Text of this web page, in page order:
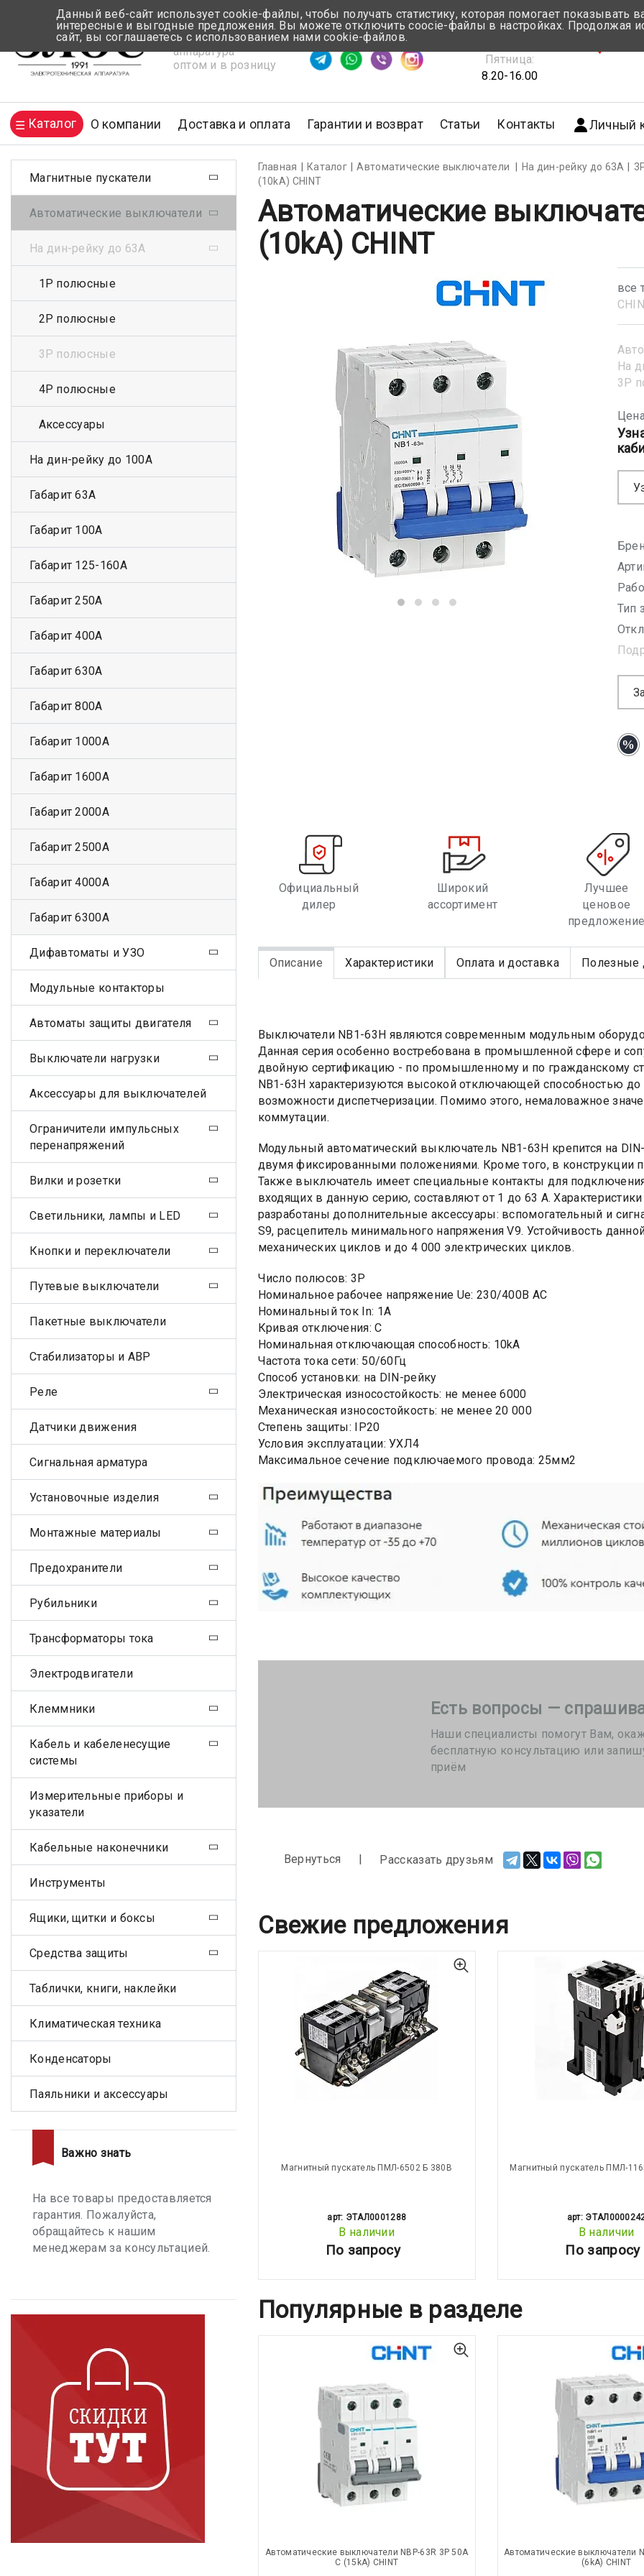
Электротехническая
аппаратура
оптом и в розницу
Время ответа ≈ 5 мин
Понедельник-Четверг:
Пятница:
8.20-16.00
Каталог О компании Доставка и оплата Гарантии и возврат Статьи Контакты Личный
Главная Каталог Автоматические выключатели На дин-рейку до 63А
(10kA) CHINT
Автоматические
(10kA) CHINT
все
На
3Р
Тип
Официальный
дилер
Широкий
ассортимент
Лучшее
ценовое
предложение
Описание Характеристики Оплата и доставка Полезные
Выключатели NB1-63H являются современным модульным
Данная серия особенно востребована в промышленной сфере и
двойную сертификацию - по промышленному и по гражданскому
NB1-63H характеризуются высокой отключающей способностью
возможности диспетчеризации. Помимо этого, немаловажное
коммутации.
Модульный автоматический выключатель NB1-63H крепится на
двумя фиксированными положениями. Кроме того, в конструкции
Также выключатель имеет специальные контакты для
входящих в данную серию, составляют от 1 до 63 A.
разработаны дополнительные аксессуары: вспомогательный и
S9, расцепитель минимального напряжения V9. Устойчивость
механических циклов и до 4 000 электрических циклов.
Число полюсов: 3Р
Номинальное рабочее напряжение Ue: 230/400В AC
Номинальный ток In: 1А
Кривая отключения: C
Номинальная отключающая способность: 10kA
Частота тока сети: 50/60Гц
Способ установки: на DIN-рейку
Электрическая износостойкость: не менее 6000
Механическая износостойкость: не менее 20 000
Степень защиты: IP20
Условия эксплуатации: УХЛ4
Максимальное сечение подключаемого провода: 25мм2
Есть вопросы —
Наши специалисты помогут Вам,
бесплатную консультацию или
приём
Вернуться Рассказать друзьям
Свежие предложения
Магнитный пускатель ПМЛ-6502 Б 380В
арт: ЭТАЛ0001288
В наличии
По запросу
Магнитный пускатель ПМЛ-
арт:
В наличии
По запросу
Популярные в разделе
Автоматические выключатели NBP-63R 3P 50A
С (15kA) CHINT
Автоматические выключатели
(6kA) CHINT
Магнитные пускатели
Автоматические выключатели
На дин-рейку до 63А
1Р полюсные
2Р полюсные
3Р полюсные
4Р полюсные
Аксессуары
На дин-рейку до 100А
Габарит 63А
Габарит 100А
Габарит 125-160А
Габарит 250А
Габарит 400А
Габарит 630А
Габарит 800А
Габарит 1000А
Габарит 1600А
Габарит 2000А
Габарит 2500А
Габарит 4000А
Габарит 6300А
Дифавтоматы и УЗО
Модульные контакторы
Автоматы защиты двигателя
Выключатели нагрузки
Аксессуары для выключателей
Ограничители импульсных
перенапряжений
Вилки и розетки
Светильники, лампы и LED
Кнопки и переключатели
Путевые выключатели
Пакетные выключатели
Стабилизаторы и АВР
Реле
Датчики движения
Сигнальная арматура
Установочные изделия
Монтажные материалы
Предохранители
Рубильники
Трансформаторы тока
Электродвигатели
Клеммники
Кабель и кабеленесущие
системы
Измерительные приборы и
указатели
Кабельные наконечники
Инструменты
Ящики, щитки и боксы
Средства защиты
Таблички, книги, наклейки
Климатическая техника
Конденсаторы
Паяльники и аксессуары
Важно знать
На все товары предоставляется
гарантия. Пожалуйста,
обращайтесь к нашим
менеджерам за консультацией.
Данный веб-сайт использует cookie-файлы, чтобы получать статистику, которая помогает показывать
интересные и выгодные предложения. Вы можете отключить coocie-файлы в настройках. Продолжая
сайт, вы соглашаетесь с использованием нами cookie-файлов.